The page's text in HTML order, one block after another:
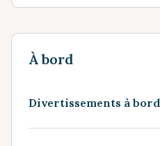
À bord
Divertissements à bord